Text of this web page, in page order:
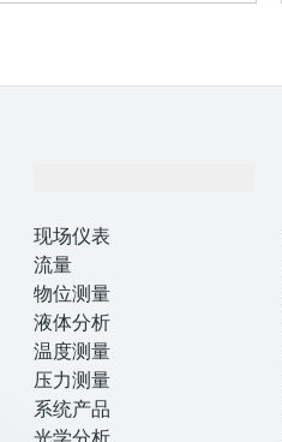
现场仪表
流量
物位测量
液体分析
温度测量
压力测量
系统产品
光学分析